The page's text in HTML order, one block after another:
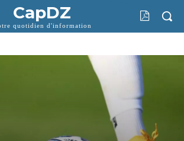
CapDZ
quotidien d'information